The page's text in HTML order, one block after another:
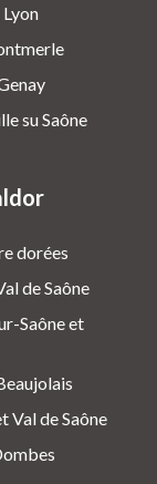
su Saône
dorées
de Saône
Saône et
Val de Saône